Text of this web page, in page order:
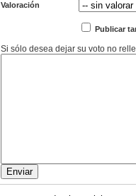
Valoración
Publicar
Si sólo desea dejar su voto no